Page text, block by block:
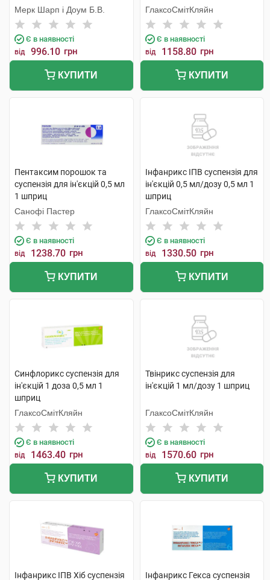
Мерк Шарп і Доум Б.В.
Є в наявності
від 996.10 грн
КУПИТИ
ГлаксоСмітКляйн
Є в наявності
від 1158.80 грн
КУПИТИ
Пентаксим порошок та
суспензія для ін'єкцій 0,5 мл
1 шприц
Санофі Пастер
Є в наявності
від 1238.70 грн
КУПИТИ
Інфанрикс ІПВ суспензія для
ін'єкцій 0,5 мл/дозу 0,5 мл 1
шприц
ГлаксоСмітКляйн
Є в наявності
від 1330.50 грн
КУПИТИ
Синфлорикс суспензія для
ін'єкцій 1 доза 0,5 мл 1
шприц
ГлаксоСмітКляйн
Є в наявності
від 1463.40 грн
КУПИТИ
Твінрикс суспензія для
ін'єкцій 1 мл/дозу 1 шприц
ГлаксоСмітКляйн
Є в наявності
від 1570.60 грн
КУПИТИ
Інфанрикс ІПВ Хіб суспензія Інфанрикс Гекса суспензія